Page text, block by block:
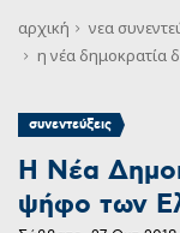
αρχική νεα
η νέα δημοκρατία
συνεντεύξεις
Η Νέα
ψήφο των